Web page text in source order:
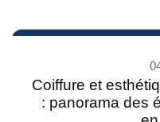
Coiffure et
: panorama des